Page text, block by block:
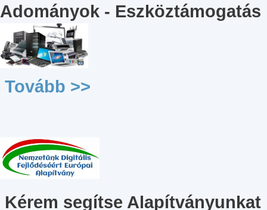
Adományok - Eszköztámogatás
Tovább >>
Kérem segítse Alapítványunkat